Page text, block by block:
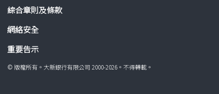
綜合章則及條款
網絡安全
重要告示
© 版權所有。大新銀行有限公司 2000-2026。不得轉載。